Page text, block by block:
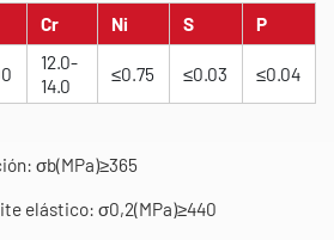
Cr Ni S
P
12.0-
14.0
≤0.75 ≤0.03 ≤0.04
σb(MPa)≥365
elástico: σ0,2(MPa)≥440